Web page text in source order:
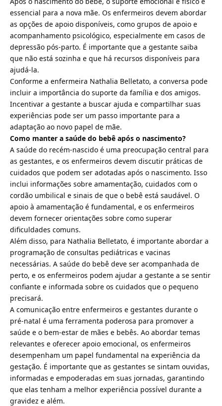
essencial para a nova mãe. Os enfermeiros devem abordar
as opções de apoio disponíveis, como grupos de apoio e
acompanhamento psicológico, especialmente em casos de
depressão pós-parto. É importante que a gestante saiba
que não está sozinha e que há recursos disponíveis para
ajudá-la.
Conforme a enfermeira Nathalia Belletato, a conversa pode
incluir a importância do suporte da família e dos amigos.
Incentivar a gestante a buscar ajuda e compartilhar suas
experiências pode ser um passo importante para a
adaptação ao novo papel de mãe.
Como manter a saúde do bebê após o nascimento?
A saúde do recém-nascido é uma preocupação central para
as gestantes, e os enfermeiros devem discutir práticas de
cuidados que podem ser adotadas após o nascimento. Isso
inclui informações sobre amamentação, cuidados com o
cordão umbilical e sinais de que o bebê está saudável. O
apoio à amamentação é fundamental, e os enfermeiros
devem fornecer orientações sobre como superar
dificuldades comuns.
Além disso, para Nathalia Belletato, é importante abordar a
programação de consultas pediátricas e vacinas
necessárias. A saúde do bebê deve ser acompanhada de
perto, e os enfermeiros podem ajudar a gestante a se sentir
confiante e informada sobre os cuidados que o pequeno
precisará.
A comunicação entre enfermeiros e gestantes durante o
pré-natal é uma ferramenta poderosa para promover a
saúde e o bem-estar de mães e bebês. Ao abordar temas
relevantes e oferecer apoio emocional, os enfermeiros
desempenham um papel fundamental na experiência da
gestação. É importante que as gestantes se sintam ouvidas,
informadas e empoderadas em suas jornadas, garantindo
que elas tenham a melhor experiência possível durante a
gravidez e além.